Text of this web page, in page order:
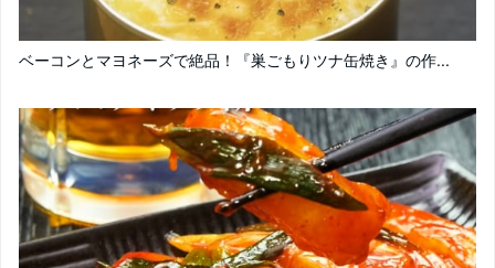
ベーコンとマヨネーズで絶品！『巣ごもりツナ缶焼き』の作...